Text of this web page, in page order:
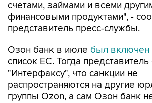
счетами, займами и всеми
финансовыми продуктами", -
представитель пресс-службы.
Озон банк в июле был включен
список ЕС. Тогда представитель
"Интерфаксу", что санкции не
распространяются на другие
группы Ozon, а сам Озон банк